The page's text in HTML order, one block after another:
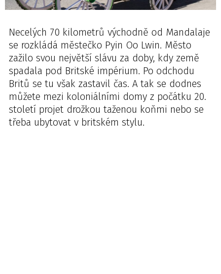
Necelých 70 kilometrů východně od Mandalaje
se rozkládá městečko Pyin Oo Lwin. Město
zažilo svou největší slávu za doby, kdy země
spadala pod Britské impérium. Po odchodu
Britů se tu však zastavil čas. A tak se dodnes
můžete mezi koloniálními domy z počátku 20.
století projet drožkou taženou koňmi nebo se
třeba ubytovat v britském stylu.